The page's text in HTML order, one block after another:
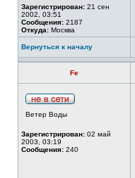
Зарегистрирован: 21 сен
2002, 03:51
Сообщения: 2187
Откуда: Москва
Вернуться к началу
Fe
Ветер Воды
Зарегистрирован: 02 май
2003, 03:19
Сообщения: 240